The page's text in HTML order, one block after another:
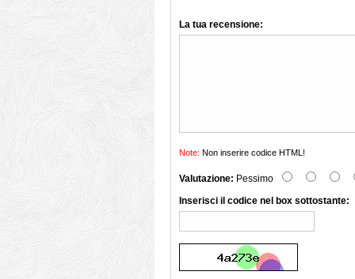
La tua recensione:
Note: Non inserire codice HTML!
Valutazione: Pessimo
Inserisci il codice nel box sottostante: